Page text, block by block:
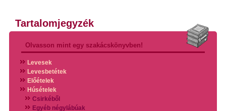
Tartalomjegyzék
Olvasson mint egy szakácskönyvben!
Levesek
Levesbetétek
Előételek
Húsételek
Csirkéből
Egyéb négylábúak